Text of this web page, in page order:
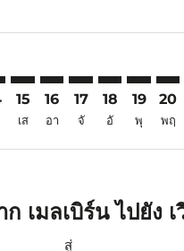
15
เส
16
อา
17
จั
18
อั
19
พุ
20
พฤ
เมลเบิร์น ไปยัง
สู่